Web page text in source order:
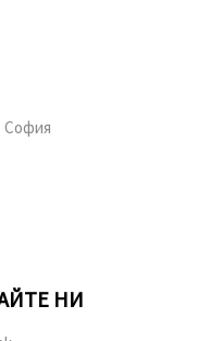
София
НИ